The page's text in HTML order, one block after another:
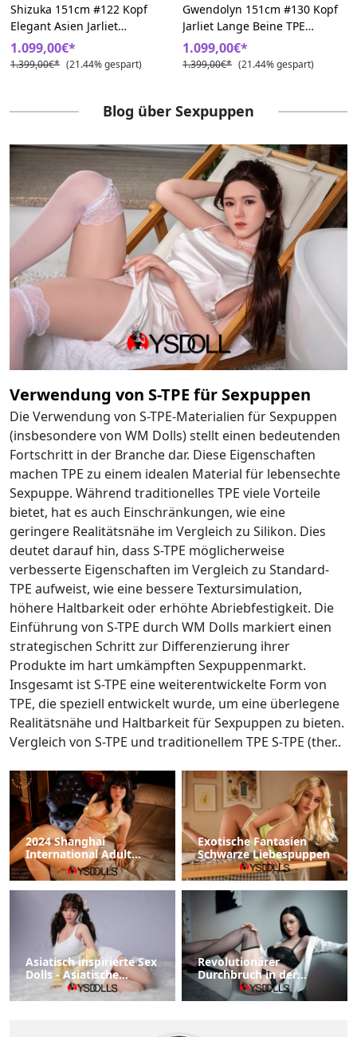
Shizuka 151cm #122 Kopf
Elegant Asien Jarliet
Schwarzes Haar Liebespuppe
1.099,00€*
1.399,00€* (21.44% gespart)
Gwendolyn 151cm #130 Kopf
Jarliet Lange Beine TPE
Niedlichkurvig Liebespuppe
1.099,00€*
1.399,00€* (21.44% gespart)
Blog über Sexpuppen
Verwendung von S-TPE für Sexpuppen
Die Verwendung von S-TPE-Materialien für Sexpuppen
(insbesondere von WM Dolls) stellt einen bedeutenden
Fortschritt in der Branche dar. Diese Eigenschaften
machen TPE zu einem idealen Material für lebensechte
Sexpuppe. Während traditionelles TPE viele Vorteile
bietet, hat es auch Einschränkungen, wie eine
geringere Realitätsnähe im Vergleich zu Silikon. Dies
deutet darauf hin, dass S-TPE möglicherweise
verbesserte Eigenschaften im Vergleich zu Standard-
TPE aufweist, wie eine bessere Textursimulation,
höhere Haltbarkeit oder erhöhte Abriebfestigkeit. Die
Einführung von S-TPE durch WM Dolls markiert einen
strategischen Schritt zur Differenzierung ihrer
Produkte im hart umkämpften Sexpuppenmarkt.
Insgesamt ist S-TPE eine weiterentwickelte Form von
TPE, die speziell entwickelt wurde, um eine überlegene
Realitätsnähe und Haltbarkeit für Sexpuppen zu bieten.
Vergleich von S-TPE und traditionellem TPE S-TPE (ther..
2024 Shanghai
International Adult
Lifestyle and Health
Industry Expo statt
Exotische Fantasien
Schwarze Liebespuppen
Asiatisch inspirierte Sex
Dolls - Asiatische
Sexpuppe
Revolutionärer
Durchbruch in der
Puppentechnologie
verbessert die